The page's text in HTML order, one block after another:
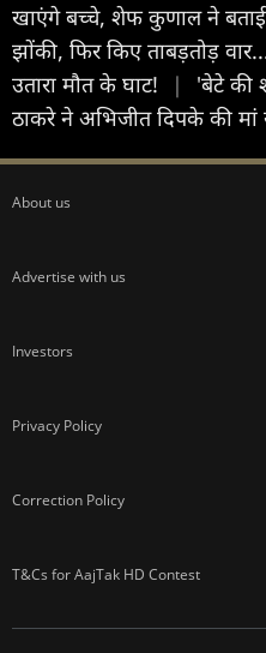
खाएंगे बच्‍चे, शेफ कुणाल ने
झोंकी, फिर किए ताबड़तोड़
उतारा मौत के घाट!
|
'बेटे की
ठाकरे ने अभिजीत दिपके की मां
About us
Advertise with us
Investors
Privacy Policy
Correction Policy
T&Cs for AajTak HD Contest